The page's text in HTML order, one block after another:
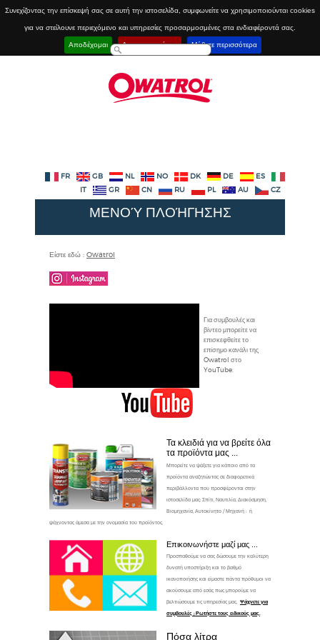
Συνεχίζοντας την επίσκεψή σας σε αυτή την ιστοσελίδα, συμφωνείτε να χρησιμοποιούνται cookies
για να στείλουνε περιεχόμενο και υπηρεσίες προσαρμοσμένες στα ενδιαφέροντά σας.
Αποδέχομαι Απενεργοποίηση Μάθετε περισσότερα
FR GB NL NO DK DE
ES
IT
GR CN RU PL AU CZ
ΜΕΝΟΎ ΠΛΟΉΓΗΣΗΣ
Είστε εδώ : Owatrol
Για συμβουλές και
βίντεο μπορείτε να
επισκεφθείτε το
επίσημο κανάλι της
Owatrol στο
YouTube.
Τα κλειδιά για να βρείτε όλα
τα προϊόντα μας ...
Μπορείτε να ψάξετε για κάποιο από τα
προϊόντα αναζητώντας σε διαφορετικά
περιβάλλοντα που προσφέρονται στην
ιστοσελίδα μας: Σπίτι, Ναυτιλία, Διακόσμηση,
Βιομηχανία, Αυτοκίνητο / Μηχανή : ή
ψάχνοντας άμεσα με την ονομασία του προϊόντος.
Επικοινωνήστε μαζί μας ...
Προσπαθούμε να σας δώσουμε την καλύτερη
δυνατή υποστήριξη και το βαθμό
ικανοποιήσης και είμαστε πάντα πρόθυμοι να
ακούσουμε από εσάς πως μπορούμε να
βελτιώσουμε τις υπηρεσίας μας. Ψάχνετε για
συμβουλές ; Ρωτήστε τους ειδικούς μας.
Πόσα λίτρα